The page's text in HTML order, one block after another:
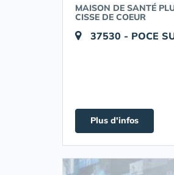
MAISON DE SANTÉ
CISSE DE COEUR
37530 - POCE
Plus d'infos